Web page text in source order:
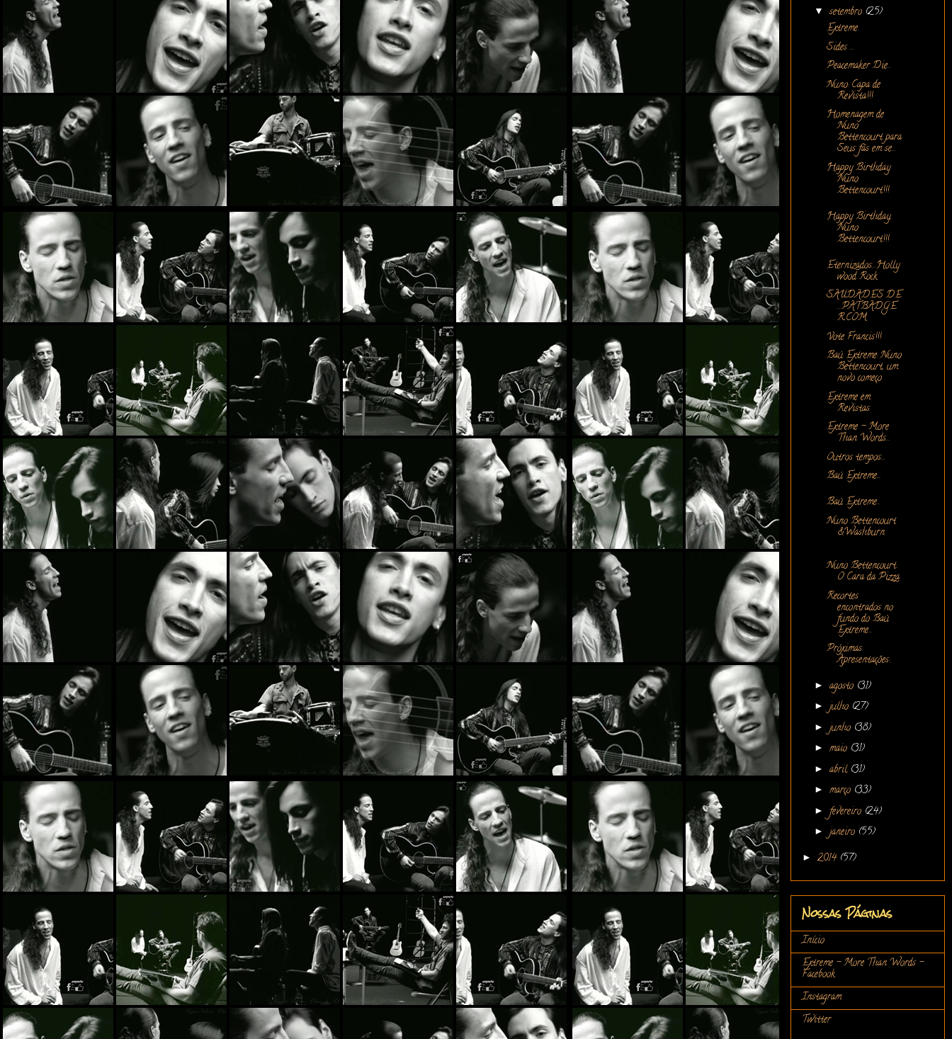
▼setembro (25)
Extreme
Sides ...
Peacemaker Die...
Nuno: Capa de
Revista!!!
Homenagem de
Nuno
Bettencourt para
Seus fãs em se...
Happy Birthday
Nuno
Bettencourt!!!
Happy Birthday,
Nuno
Bettencourt!!!
Eternizados...Holly
wood Rock
SAUDADES DE
...PATBADGE
R.COM
Vote Francis!!!
Baú Extreme: Nuno
Bettencourt, um
novo começo
Extreme em
Revistas
Extreme - More
Than Words...
Outros tempos...
Baú Extreme...
Baú Extreme...
Nuno Bettencourt
&Washburn
Nuno Bettencourt:
O Cara da Pizza
Recortes
encontrados no
fundo do Baú
Extreme...
Próximas
Apresentações:
► agosto (31)
► julho (27)
► junho (38)
► maio (31)
► abril (31)
► março (33)
► fevereiro (24)
► janeiro (55)
► 2014 (57)
Nossas Páginas
Início
Extreme - More Than Words -
Facebook
Instagram
Twitter